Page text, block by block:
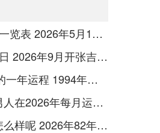
2026年5月提车吉日一览表 2026年5月14日
2026年9月份开张吉日 2026年9月开张吉日查询
1994年男狗2026年的一年运程 1994年男狗2026年运势如何
2004年出生的属猴男人在2026年每月运势 2004年出生的什么生肖
2026年属狗女运气怎么样呢 2026年82年属狗女全年完整运气